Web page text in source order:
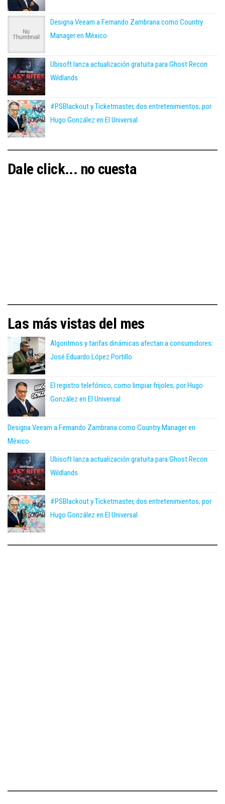
Designa Veeam a Fernando Zambrana como Country
Manager en México
Ubisoft lanza actualización gratuita para Ghost Recon
Wildlands
#PSBlackout y Ticketmaster, dos entretenimientos; por
Hugo González en El Universal
Dale click... no cuesta
Las más vistas del mes
Algoritmos y tarifas dinámicas afectan a consumidores:
José Eduardo López Portillo
El registro telefónico, como limpiar frijoles; por Hugo
González en El Universal
Designa Veeam a Fernando Zambrana como Country Manager en
México
Ubisoft lanza actualización gratuita para Ghost Recon
Wildlands
#PSBlackout y Ticketmaster, dos entretenimientos; por
Hugo González en El Universal